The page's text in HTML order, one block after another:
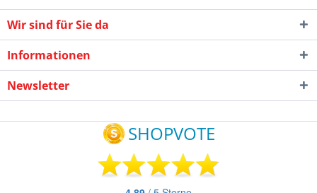
Wir sind für Sie da
Informationen
Newsletter